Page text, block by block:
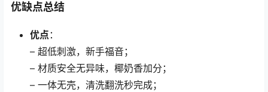
优缺点总结
优点 ：
– 超低刺激，新手福音；
– 材质安全无异味，椰奶香加分；
– 一体无壳，清洗翻洗秒完成；